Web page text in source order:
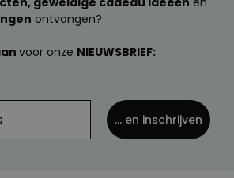
ontvangen?
voor onze NIEUWSBRIEF:
... en inschrijven